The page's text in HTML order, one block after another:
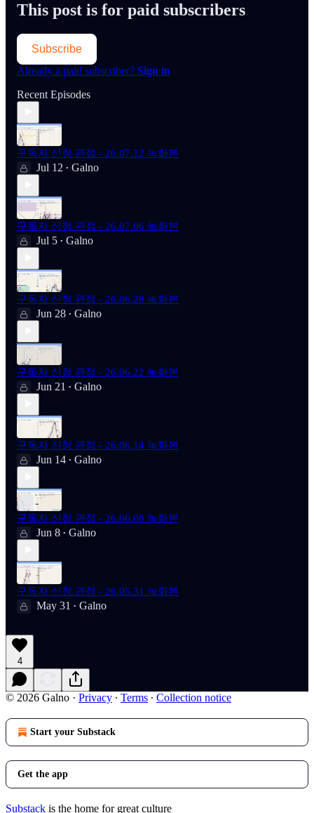
This post is for paid subscribers
Subscribe
Already a paid subscriber? Sign in
Recent Episodes
구독자 신청 관점 - 26.07.12 녹화본
Jul 12 • Galno
구독자 신청 관점 - 26.07.06 녹화본
Jul 5 • Galno
구독자 신청 관점 - 26.06.28 녹화본
Jun 28 • Galno
구독자 신청 관점 - 26.06.22 녹화본
Jun 21 • Galno
구독자 신청 관점 - 26.06.14 녹화본
Jun 14 • Galno
구독자 신청 관점 - 26.06.08 녹화본
Jun 8 • Galno
구독자 신청 관점 - 26.05.31 녹화본
May 31 • Galno
4
© 2026 Galno · Privacy ∙ Terms ∙ Collection notice
Start your Substack
Get the app
Substack is the home for great culture